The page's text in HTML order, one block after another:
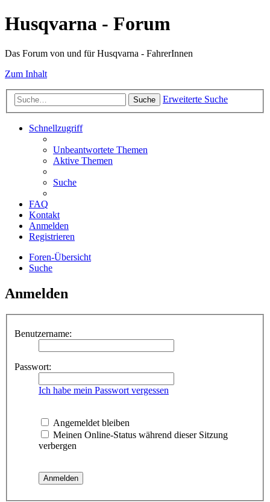
Husqvarna - Forum
Das Forum von und für Husqvarna - FahrerInnen
Zum Inhalt
Suche Erweiterte Suche
Schnellzugriff
Unbeantwortete Themen
Aktive Themen
Suche
FAQ
Kontakt
Anmelden
Registrieren
Foren-Übersicht
Suche
Anmelden
Benutzername:
Passwort:
Ich habe mein Passwort vergessen
Angemeldet bleiben
Meinen Online-Status während dieser Sitzung
verbergen